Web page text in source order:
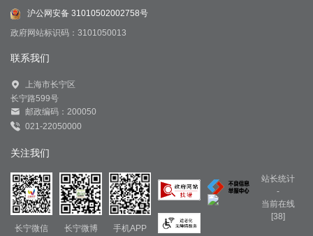
沪公网安备 31010502002758号
政府网站标识码：3101050013
联系我们
上海市长宁区
长宁路599号
邮政编码：200050
021-22050000
关注我们
长宁微信 长宁微博 手机APP
站长统计
-
当前在线
[38]